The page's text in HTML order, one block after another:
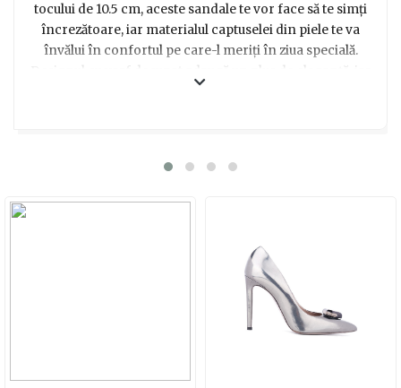
tocului de 10.5 cm, aceste sandale te vor face să te simți
încrezătoare, iar materialul captuselei din piele te va
învălui în confortul pe care-l meriți în ziua specială.
Designul cu varf decupat adaugă un plus de eleganță, iar
orice femeie cu stil și gust rafinat. Completează-ți ținuta